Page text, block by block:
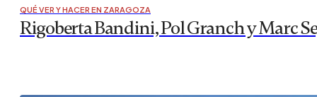
QUÉ VER Y HACER EN ZARAGOZA
Rigoberta Bandini, Pol Granch y Marc